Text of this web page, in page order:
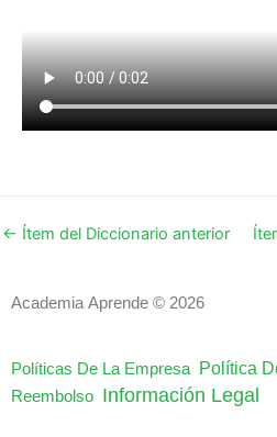
← Ítem del Diccionario anterior
Academia Aprende © 2026
Políticas De La Empresa Política
Reembolso Información Legal